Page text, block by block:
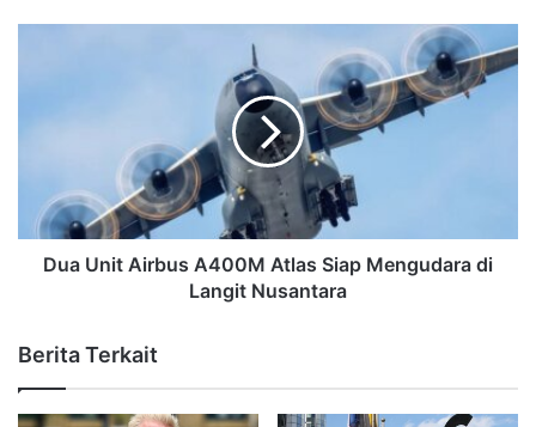
Dua Unit Airbus A400M Atlas Siap Mengudara di
Langit Nusantara
Berita Terkait